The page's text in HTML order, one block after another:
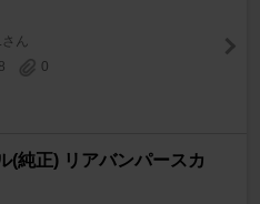
ん
0
(純正) リアバンパースカ